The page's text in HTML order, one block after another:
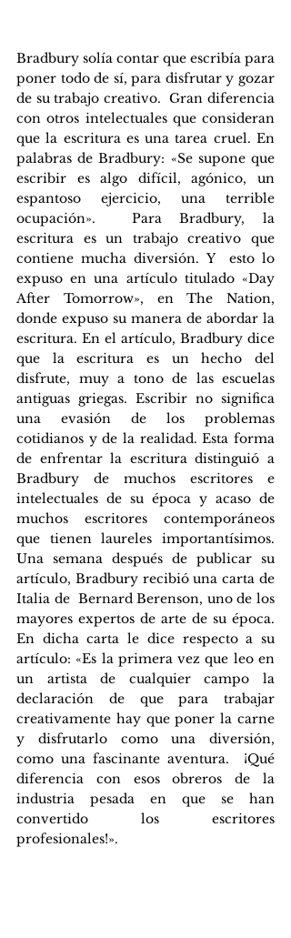
Bradbury solía contar que escribía para
poner todo de sí, para disfrutar y gozar
de su trabajo creativo.  Gran diferencia
con otros intelectuales que consideran
que la escritura es una tarea cruel. En
palabras de Bradbury: «Se supone que
escribir es algo difícil, agónico, un
espantoso ejercicio, una terrible
ocupación».  Para Bradbury, la
escritura es un trabajo creativo que
contiene mucha diversión. Y  esto lo
expuso en una artículo titulado «Day
After Tomorrow», en The Nation,
donde expuso su manera de abordar la
escritura. En el artículo, Bradbury dice
que la escritura es un hecho del
disfrute, muy a tono de las escuelas
antiguas griegas. Escribir no significa
una evasión de los problemas
cotidianos y de la realidad. Esta forma
de enfrentar la escritura distinguió a
Bradbury de muchos escritores e
intelectuales de su época y acaso de
muchos escritores contemporáneos
que tienen laureles importantísimos.
Una semana después de publicar su
artículo, Bradbury recibió una carta de
Italia de  Bernard Berenson, uno de los
mayores expertos de arte de su época.
En dicha carta le dice respecto a su
artículo: «Es la primera vez que leo en
un artista de cualquier campo la
declaración de que para trabajar
creativamente hay que poner la carne
y disfrutarlo como una diversión,
como una fascinante aventura.  ¡Qué
diferencia con esos obreros de la
industria pesada en que se han
convertido los escritores
profesionales!».